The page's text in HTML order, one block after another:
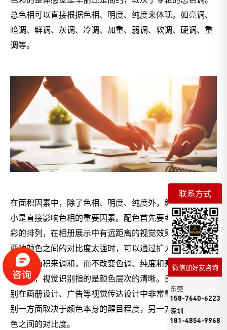
总色相可以直接根据色相、明度、纯度来体现。如亮调、
暗调、鲜调、灰调、冷调、加重、弱调、软调、硬调、重
调等。
在面积因素中，除了色相、明度、纯度外，颜色面积的大
小是直接影响色相的重要因素。配色首先要考虑大面积色
彩的排列，在相册展示中有远距离的视觉效果。此外，当
两种颜色之间的对比度太强时，可以通过扩大或缩小一种
颜色的面积来调和，而不改变色调、纯度和亮度。在视觉
识别中，视觉识别指的是颜色层次的清晰。良好的视觉识
别在画册设计、广告等视觉传达设计中非常重要。视觉识
别一方面取决于颜色本身的醒目程度，另一方面取决于颜
色之间的对比度。
联系方式
微信加好友咨询
东莞
158-7640-6223
深圳
181-4854-9968